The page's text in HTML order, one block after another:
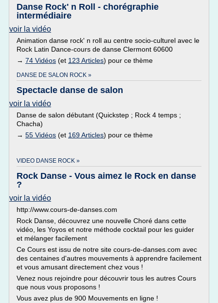
Danse Rock' n Roll - chorégraphie
intermédiaire
voir la vidéo
Animation danse rock' n roll au centre socio-culturel avec le
Rock Latin Dance-cours de danse Clermont 60600
→ 74 Vidéos (et 123 Articles) pour ce thème
DANSE DE SALON ROCK »
Spectacle danse de salon
voir la vidéo
Danse de salon débutant (Quickstep ; Rock 4 temps ;
Chacha)
→ 55 Vidéos (et 169 Articles) pour ce thème
VIDEO DANSE ROCK »
Rock Danse - Vous aimez le Rock en danse
?
voir la vidéo
http://www.cours-de-danses.com
Rock Danse, découvrez une nouvelle Choré dans cette
vidéo, les Yoyos et notre méthode cocktail pour les guider
et mélanger facilement
Ce Cours est issu de notre site cours-de-danses.com avec
des centaines d'autres mouvements à apprendre facilement
et vous amusant directement chez vous !
Venez nous rejoindre pour découvrir tous les autres Cours
que nous vous proposons !
Vous avez plus de 900 Mouvements en ligne !